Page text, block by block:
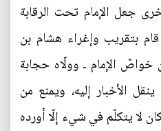
جعل الإمام تحت الرقابة
بتقريب وإغراء هشام بن
خواصّ الإمام ـ وولّاه حجابة
الأخبار إليه، ويمنع من
لا يتكلّم في شيء إلّا أورده